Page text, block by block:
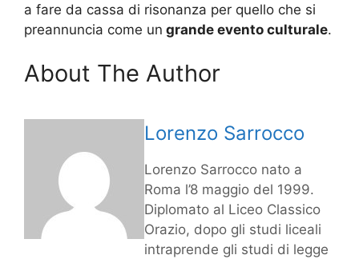
a fare da cassa di risonanza per quello che si
preannuncia come un grande evento culturale.
About The Author
Lorenzo Sarrocco
Lorenzo Sarrocco nato a
Roma l’8 maggio del 1999.
Diplomato al Liceo Classico
Orazio, dopo gli studi liceali
intraprende gli studi di legge